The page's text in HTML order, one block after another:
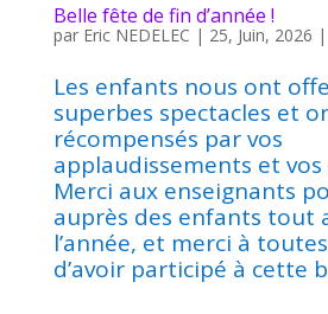
Belle fête de fin d’année !
par Eric NEDELEC | 25, Juin, 2026 |
Les enfants nous ont
superbes spectacles et
récompensés par vos
applaudissements et vos
Merci aux enseignants
auprès des enfants tout
l’année, et merci à
d’avoir participé à cette